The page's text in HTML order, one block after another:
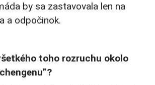
by sa zastavovala len na
a odpočinok.
toho rozruchu okolo